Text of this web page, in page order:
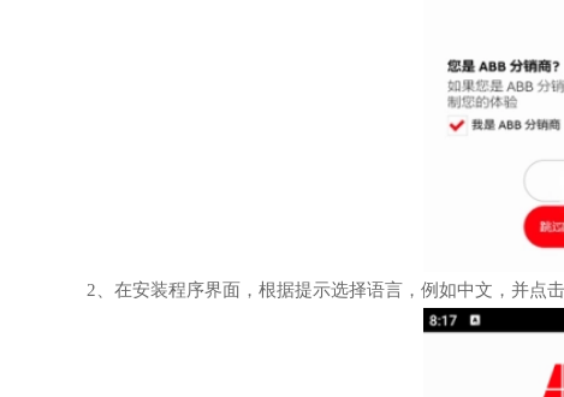
2、在安装程序界面，根据提示选择语言，例如中文，并点